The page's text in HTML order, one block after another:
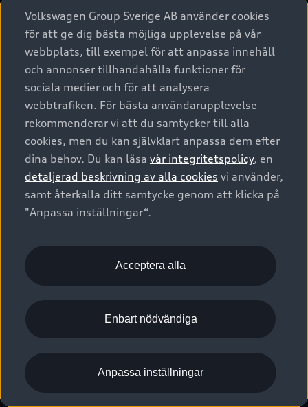
A6 modellerna
SUV
Avant
Audi Sport
Privatleasing
Nya bilar i lager
Begagnade bilar i lager
Audi approved :plus - så gott som nya
Finansiering
Audi exclusive
Provkörning
Service & tillbehör
Audi digital services
Originaltillbehör - köp online
Garantier
Försäkring
Digitala manualer för din Audi
Audi Collection – livsstilsartiklar
Vanliga frågor
2G/3G nätet stängs ned - Hur påverkas min bil av detta?
Tjänstebil
Tjänstebil
Business lease online
Företagsleasing
Om Audi Sverige
Kontakta oss
Audi Återförsäljare/-serviceverkstad
myAudi
Pressmeddelanden
Nyhetsbrev
Vårt hållbarhetsarbete
Lediga tjänster huvudkontor
Lediga tjänster hos Audi Återförsäljare
Kommentar till mediauppgifter om dataläcka
© 2026 AUDI SVERIGE. All Rights Reserved.
Utgivare Juridiskt
Juridiskt Audi AG
Juridiskt Audi Digital Giveaway
Anpassa inställningar för cookies
Visselblåsarkanaler
Volkswagen Group Sverige AB använder cookies
för att ge dig bästa möjliga upplevelse på vår
webbplats, till exempel för att anpassa innehåll
och annonser tillhandahålla funktioner för
sociala medier och för att analysera
webbtrafiken. För bästa användarupplevelse
rekommenderar vi att du samtycker till alla
cookies, men du kan självklart anpassa dem efter
dina behov. Du kan läsa vår integritetspolicy, en
detaljerad beskrivning av alla cookies vi använder,
samt återkalla ditt samtycke genom att klicka på
"Anpassa inställningar“.
Acceptera alla
Enbart nödvändiga
Anpassa inställningar